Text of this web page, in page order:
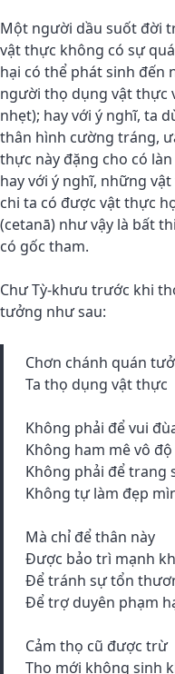
Một người dầu suốt đời
vật thực không có sự
hại có thể phát sinh đến
người thọ dụng vật thực
nhẹt); hay với ý nghĩ, ta
thân hình cường tráng,
thực này đặng cho có
hay với ý nghĩ, những
chi ta có được vật thực
(cetanā) như vậy là bất
có gốc tham.
Chư Tỳ-khưu trước khi
tưởng như sau:
Chơn chánh quán
Ta thọ dụng vật thực
Không phải để vui
Không ham mê vô độ
Không phải để trang
Không tự làm đẹp
Mà chỉ để thân này
Được bảo trì mạnh
Để tránh sự tổn
Để trợ duyên phạm
Cảm thọ cũ được trừ
Thọ mới không sinh